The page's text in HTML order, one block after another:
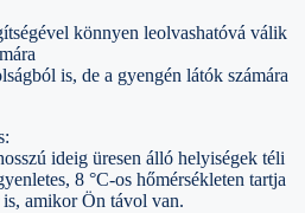
könnyen leolvashatóvá válik
is, de a gyengén látók számára
ideig üresen álló helyiségek téli
8 °C-os hőmérsékleten tartja
amikor Ön távol van.